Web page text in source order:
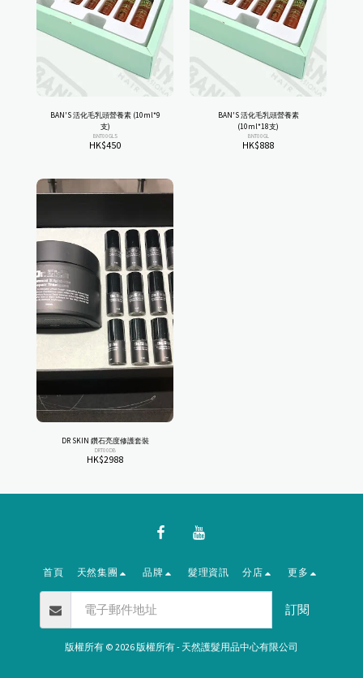
BAN'S 活化毛乳頭營養素 (10ml*9
支)
BNT00GLS
HK$450
BAN'S 活化毛乳頭營養素
(10ml*18支)
BNT00GL
HK$888
DR SKIN 鑽石亮度修護套裝
DRT00DB
HK$2988
首頁 天然集團 品牌 髮理資訊 分店 更多
訂閱
版權所有 © 2026 版權所有 - 天然護髮用品中心有限公司